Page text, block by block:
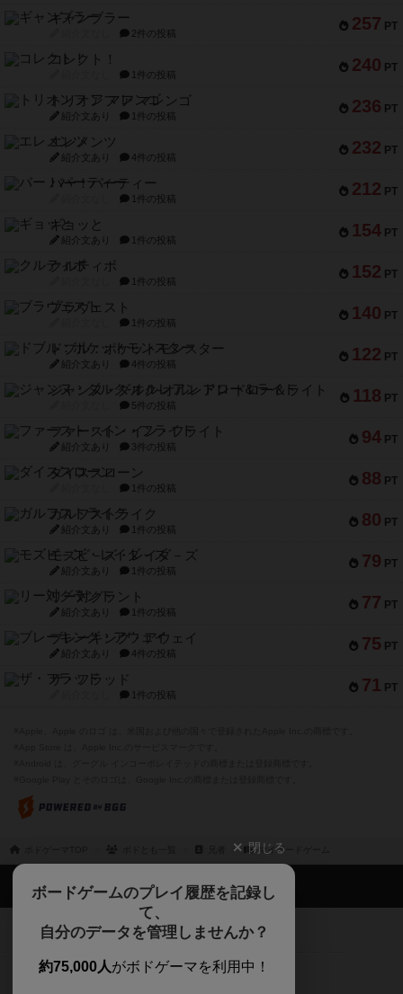
257 PT
ギャンブラー
2件の投稿
240 PT
コレクト！
1件の投稿
236 PT
トリオンフ ア マレンゴ
紹介文あり 1件の投稿
232 PT
エレメンツ
紹介文あり 4件の投稿
212 PT
バー！パーティー
1件の投稿
154 PT
ギョッと
紹介文あり 1件の投稿
152 PT
クルティボ
1件の投稿
140 PT
ブラヴェスト
1件の投稿
122 PT
ドブル：ポケットモンスター
紹介文あり 4件の投稿
118 PT
ジャンヌ・ダルク-オルレアン ドロー＆ライト
5件の投稿
94 PT
ファースト・イン・フライト
紹介文あり 3件の投稿
88 PT
ダイススローン
1件の投稿
80 PT
ガルフストライク
紹介文あり 1件の投稿
79 PT
モズビ－ズ・レイダ－ズ
紹介文あり 1件の投稿
77 PT
リー対グラント
紹介文あり 1件の投稿
75 PT
ブレーキング・アウェイ
紹介文あり 4件の投稿
71 PT
ザ・フラッド
1件の投稿
マイボードゲーム
閉じる
ボードゲームのプレイ履歴を記録し
て、
自分のデータを管理しませんか？
約75,000人がボドゲーマを利用中！
ボドゲーマTOP
ボードゲームを検索する
ボードゲームの新着レビュー